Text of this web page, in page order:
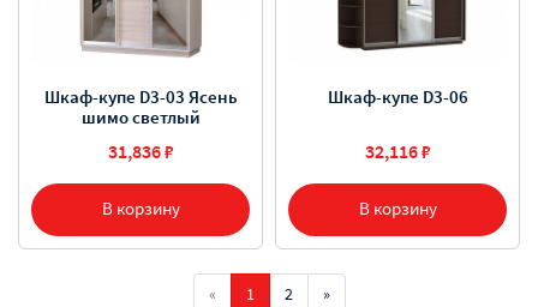
В корзину
Шкаф-купе D3-03 Ясень
шимо светлый
31,836 ₽
В корзину
Шкаф-купе D3-06
32,116 ₽
« 1 2 »